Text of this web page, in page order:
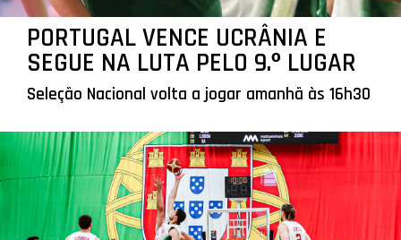
PORTUGAL VENCE UCRÂNIA E
SEGUE NA LUTA PELO 9.º LUGAR
Seleção Nacional volta a jogar amanhã às 16h30